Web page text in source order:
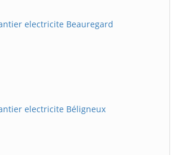
electricite Beauregard
electricite Béligneux